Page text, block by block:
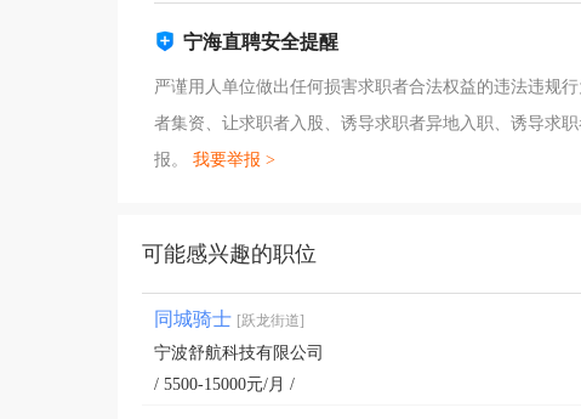
宁海直聘安全提醒
严谨用人单位做出任何损害求职者合法权益的违法违规
者集资、让求职者入股、诱导求职者异地入职、诱导求
报。 我要举报 >
可能感兴趣的职位
同城骑士 [跃龙街道]
宁波舒航科技有限公司
/ 5500-15000元/月 /